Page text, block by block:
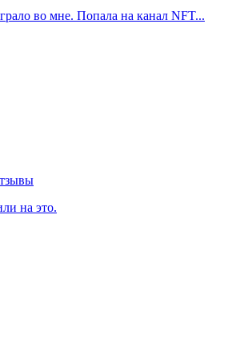
во мне. Попала на канал NFT...
на это.